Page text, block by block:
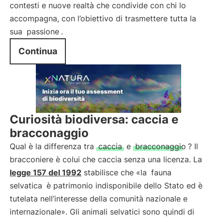
contesti e nuove realtà che condivide con chi lo
accompagna, con l’obiettivo di trasmettere tutta la
sua passione .
Continua
Curiosità biodiversa: caccia e
bracconaggio
Qual è la differenza tra caccia e bracconaggio ? Il
bracconiere è colui che caccia senza una licenza. La
legge 157 del 1992 stabilisce che «la fauna
selvatica è patrimonio indisponibile dello Stato ed è
tutelata nell’interesse della comunità nazionale e
internazionale». Gli animali selvatici sono quindi di